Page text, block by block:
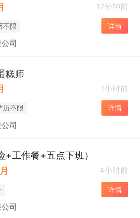
17分钟前
不限 详情
司
糕师
1小时前
历不限 详情
司
工作餐+五点下班）
4小时前
详情
司